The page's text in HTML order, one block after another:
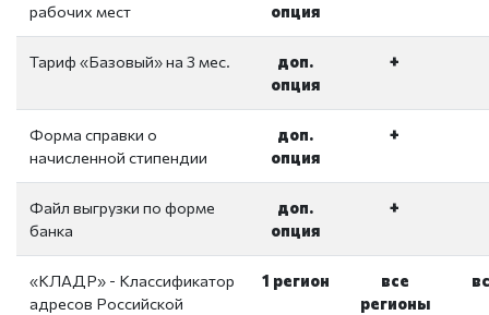
рабочих мест
опция
Тариф «Базовый» на 3 мес.
доп.
опция
+
Форма справки о
начисленной стипендии
доп.
опция
+
Файл выгрузки по форме
банка
доп.
опция
+
«КЛАДР» - Классификатор
адресов Российской
1 регион
все
регионы